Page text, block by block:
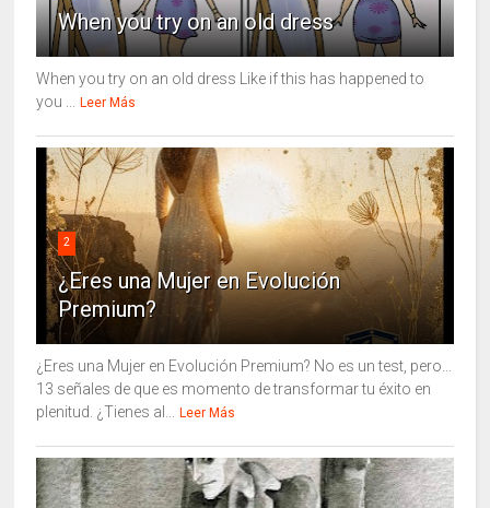
When you try on an old dress
When you try on an old dress Like if this has happened to
you ...
Leer Más
2
¿Eres una Mujer en Evolución
Premium?
¿Eres una Mujer en Evolución Premium? No es un test, pero…
13 señales de que es momento de transformar tu éxito en
plenitud. ¿Tienes al...
Leer Más